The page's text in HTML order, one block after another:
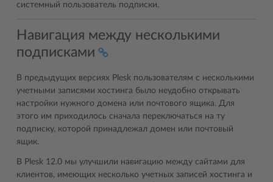
системный пользователь подписки.
Навигация между несколькими
подписками
В предыдущих версиях Plesk пользователям с несколькими
учетными записями хостинга было неудобно открывать
настройки нужного домена или почтового ящика. Для
этого им приходилось сначала переключаться на ту
подписку, которой принадлежал домен или почтовый
ящик.
В Plesk 12.0 мы улучшили навигацию между сайтами для
клиентов, имеющих несколько учетных записей хостинга и